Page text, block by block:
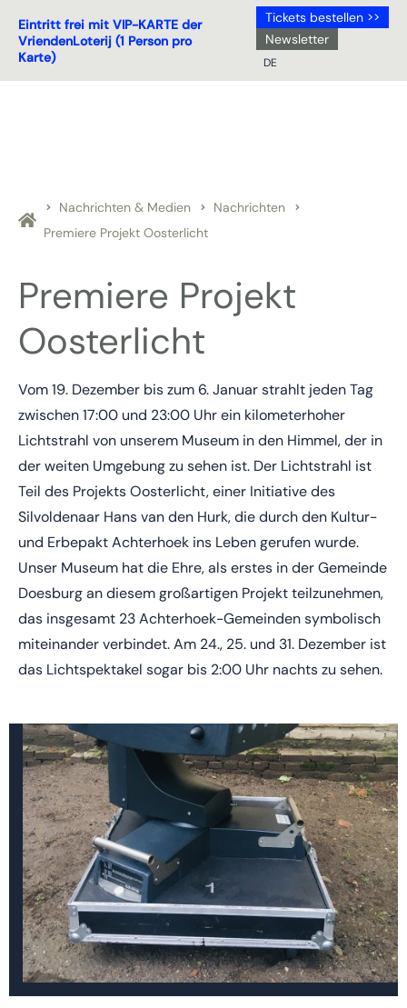
Eintritt frei mit VIP-KARTE der
VriendenLoterij (1 Person pro
Karte)
Tickets bestellen >>
Newsletter
DE
Nachrichten & Medien
Nachrichten
Premiere Projekt Oosterlicht
Premiere Projekt
Oosterlicht
Vom 19. Dezember bis zum 6. Januar strahlt jeden Tag
zwischen 17:00 und 23:00 Uhr ein kilometerhoher
Lichtstrahl von unserem Museum in den Himmel, der in
der weiten Umgebung zu sehen ist. Der Lichtstrahl ist
Teil des Projekts Oosterlicht, einer Initiative des
Silvoldenaar Hans van den Hurk, die durch den Kultur-
und Erbepakt Achterhoek ins Leben gerufen wurde.
Unser Museum hat die Ehre, als erstes in der Gemeinde
Doesburg an diesem großartigen Projekt teilzunehmen,
das insgesamt 23 Achterhoek-Gemeinden symbolisch
miteinander verbindet. Am 24., 25. und 31. Dezember ist
das Lichtspektakel sogar bis 2:00 Uhr nachts zu sehen.